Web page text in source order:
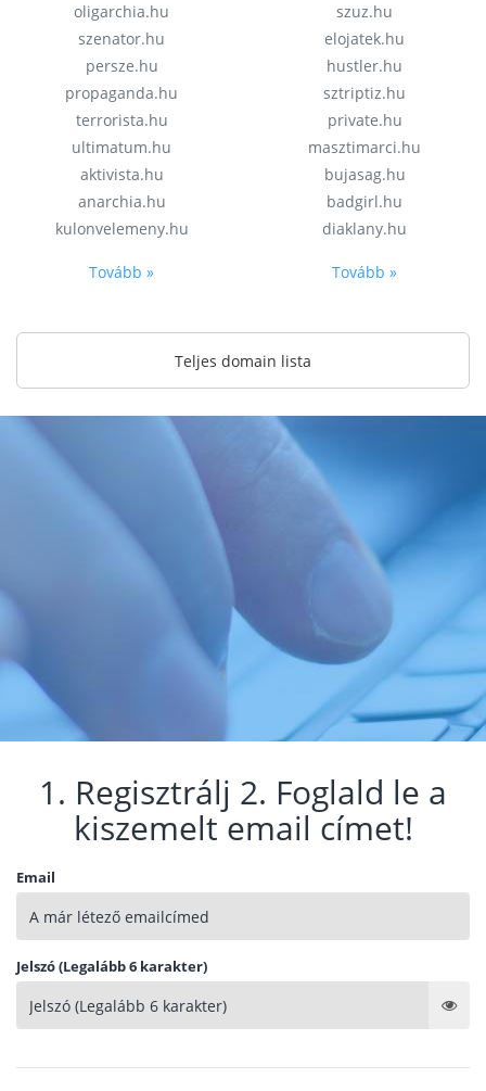
oligarchia.hu
szenator.hu
persze.hu
propaganda.hu
terrorista.hu
ultimatum.hu
aktivista.hu
anarchia.hu
kulonvelemeny.hu
Tovább »
szuz.hu
elojatek.hu
hustler.hu
sztriptiz.hu
private.hu
masztimarci.hu
bujasag.hu
badgirl.hu
diaklany.hu
Tovább »
Teljes domain lista
1. Regisztrálj 2. Foglald le a
kiszemelt email címet!
Email
Jelszó (Legalább 6 karakter)